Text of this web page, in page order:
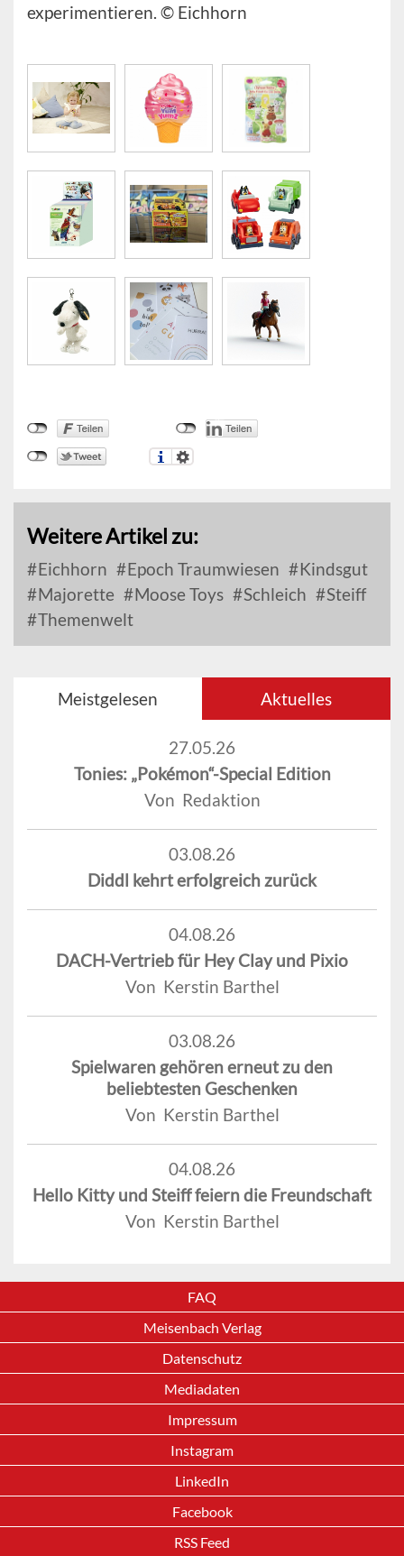
experimentieren. © Eichhorn
Weitere Artikel zu:
Eichhorn Epoch Traumwiesen
Kindsgut
Majorette
Moose Toys Schleich
Steiff
Themenwelt
Meistgelesen Aktuelles
27.05.26
Tonies: „Pokémon“-Special Edition
Von Redaktion
03.08.26
Diddl kehrt erfolgreich zurück
04.08.26
DACH-Vertrieb für Hey Clay und Pixio
Von Kerstin Barthel
03.08.26
Spielwaren gehören erneut zu den
beliebtesten Geschenken
Von Kerstin Barthel
04.08.26
Hello Kitty und Steiff feiern die Freundschaft
Von Kerstin Barthel
FAQ
Meisenbach Verlag
Datenschutz
Mediadaten
Impressum
Instagram
LinkedIn
Facebook
RSS Feed